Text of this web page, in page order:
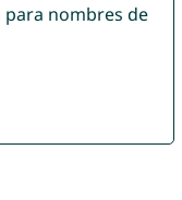
para nombres de